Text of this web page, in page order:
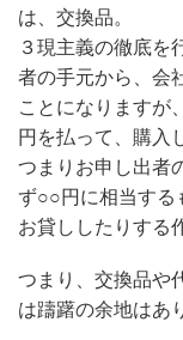
は、交換品。
３現主義の徹底を
者の手元から、会
ことになりますが
円を払って、購入
つまりお申し出者
ず○○円に相当する
お貸ししたりする
つまり、交換品や
は躊躇の余地はあ